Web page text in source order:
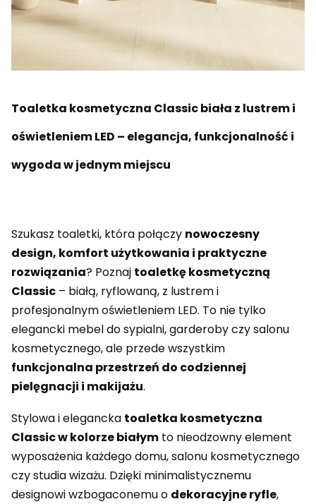
Toaletka kosmetyczna Classic biała z lustrem i
oświetleniem LED – elegancja, funkcjonalność i
wygoda w jednym miejscu
Szukasz toaletki, która połączy nowoczesny
design, komfort użytkowania i praktyczne
rozwiązania? Poznaj toaletkę kosmetyczną
Classic – białą, ryflowaną, z lustrem i
profesjonalnym oświetleniem LED. To nie tylko
elegancki mebel do sypialni, garderoby czy salonu
kosmetycznego, ale przede wszystkim
funkcjonalna przestrzeń do codziennej
pielęgnacji i makijażu.
Stylowa i elegancka toaletka kosmetyczna
Classic w kolorze białym to nieodzowny element
wyposażenia każdego domu, salonu kosmetycznego
czy studia wizażu. Dzięki minimalistycznemu
designowi wzbogaconemu o dekoracyjne ryfle,